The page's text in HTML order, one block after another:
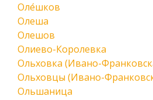
Оле́шков
Олеша
Олешов
Олиево-Королевка
Ольховка (Ивано-
Ольховцы (Ивано-
Ольшаница